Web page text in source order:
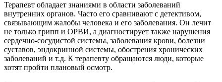
Терапевт обладает знаниями в области заболеваний
внутренних органов. Часто его сравнивают с детективом,
связывающим жалобы человека и его заболевания. Он лечит
не только грипп и ОРВИ, а диагностирует также нарушения
сердечно-сосудистой системы, заболевания крови, болезни
суставов, эндокринной системы, обострения хронических
заболеваний и т.д. К терапевту обращаются люди, которые
хотят пройти плановый осмотр.